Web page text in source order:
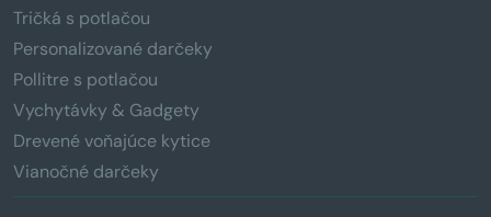
Tričká s potlačou
Personalizované darčeky
Pollitre s potlačou
Vychytávky & Gadgety
Drevené voňajúce kytice
Vianočné darčeky